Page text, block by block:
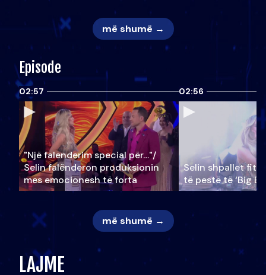
më shumë →
Episode
02:57
"Një falenderim special për…"/
Selin falënderon produksionin
mes emocionesh të forta
02:56
Selin shpallet
të pestë të ‘Big
më shumë →
LAJME